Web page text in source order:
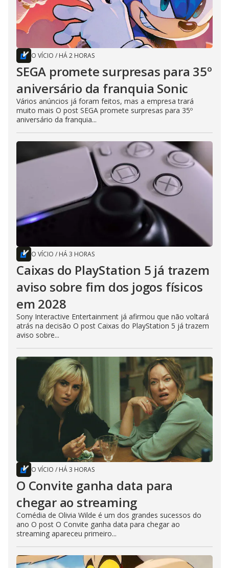
O VÍCIO / HÁ 2 HORAS
SEGA promete surpresas para 35º
aniversário da franquia Sonic
Vários anúncios já foram feitos, mas a empresa trará
muito mais O post SEGA promete surpresas para 35º
aniversário da franquia...
O VÍCIO / HÁ 3 HORAS
Caixas do PlayStation 5 já trazem
aviso sobre fim dos jogos físicos
em 2028
Sony Interactive Entertainment já afirmou que não voltará
atrás na decisão O post Caixas do PlayStation 5 já trazem
aviso sobre...
O VÍCIO / HÁ 3 HORAS
O Convite ganha data para
chegar ao streaming
Comédia de Olivia Wilde é um dos grandes sucessos do
ano O post O Convite ganha data para chegar ao
streaming apareceu primeiro...